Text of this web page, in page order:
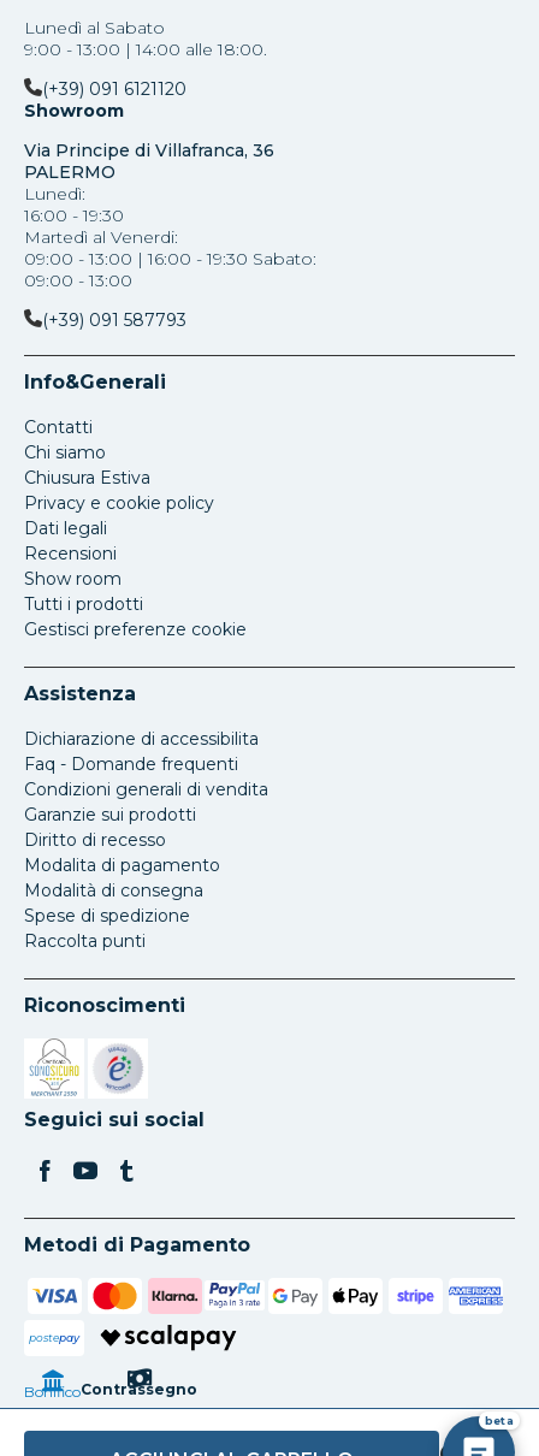
Lunedì al Sabato
9:00 - 13:00 | 14:00 alle 18:00.
(+39) 091 6121120
Showroom
Via Principe di Villafranca, 36
PALERMO
Lunedì:
16:00 - 19:30
Martedì al Venerdi:
09:00 - 13:00 | 16:00 - 19:30 Sabato:
09:00 - 13:00
(+39) 091 587793
Info&Generali
Contatti
Chi siamo
Chiusura Estiva
Privacy e cookie policy
Dati legali
Recensioni
Show room
Tutti i prodotti
Gestisci preferenze cookie
Assistenza
Dichiarazione di accessibilita
Faq - Domande frequenti
Condizioni generali di vendita
Garanzie sui prodotti
Diritto di recesso
Modalita di pagamento
Modalità di consegna
Spese di spedizione
Raccolta punti
Riconoscimenti
Si apre in una nuova scheda
Si apre in una nuova scheda
Seguici sui social
Metodi di Pagamento
postepay
BonificoContrassegno
beta